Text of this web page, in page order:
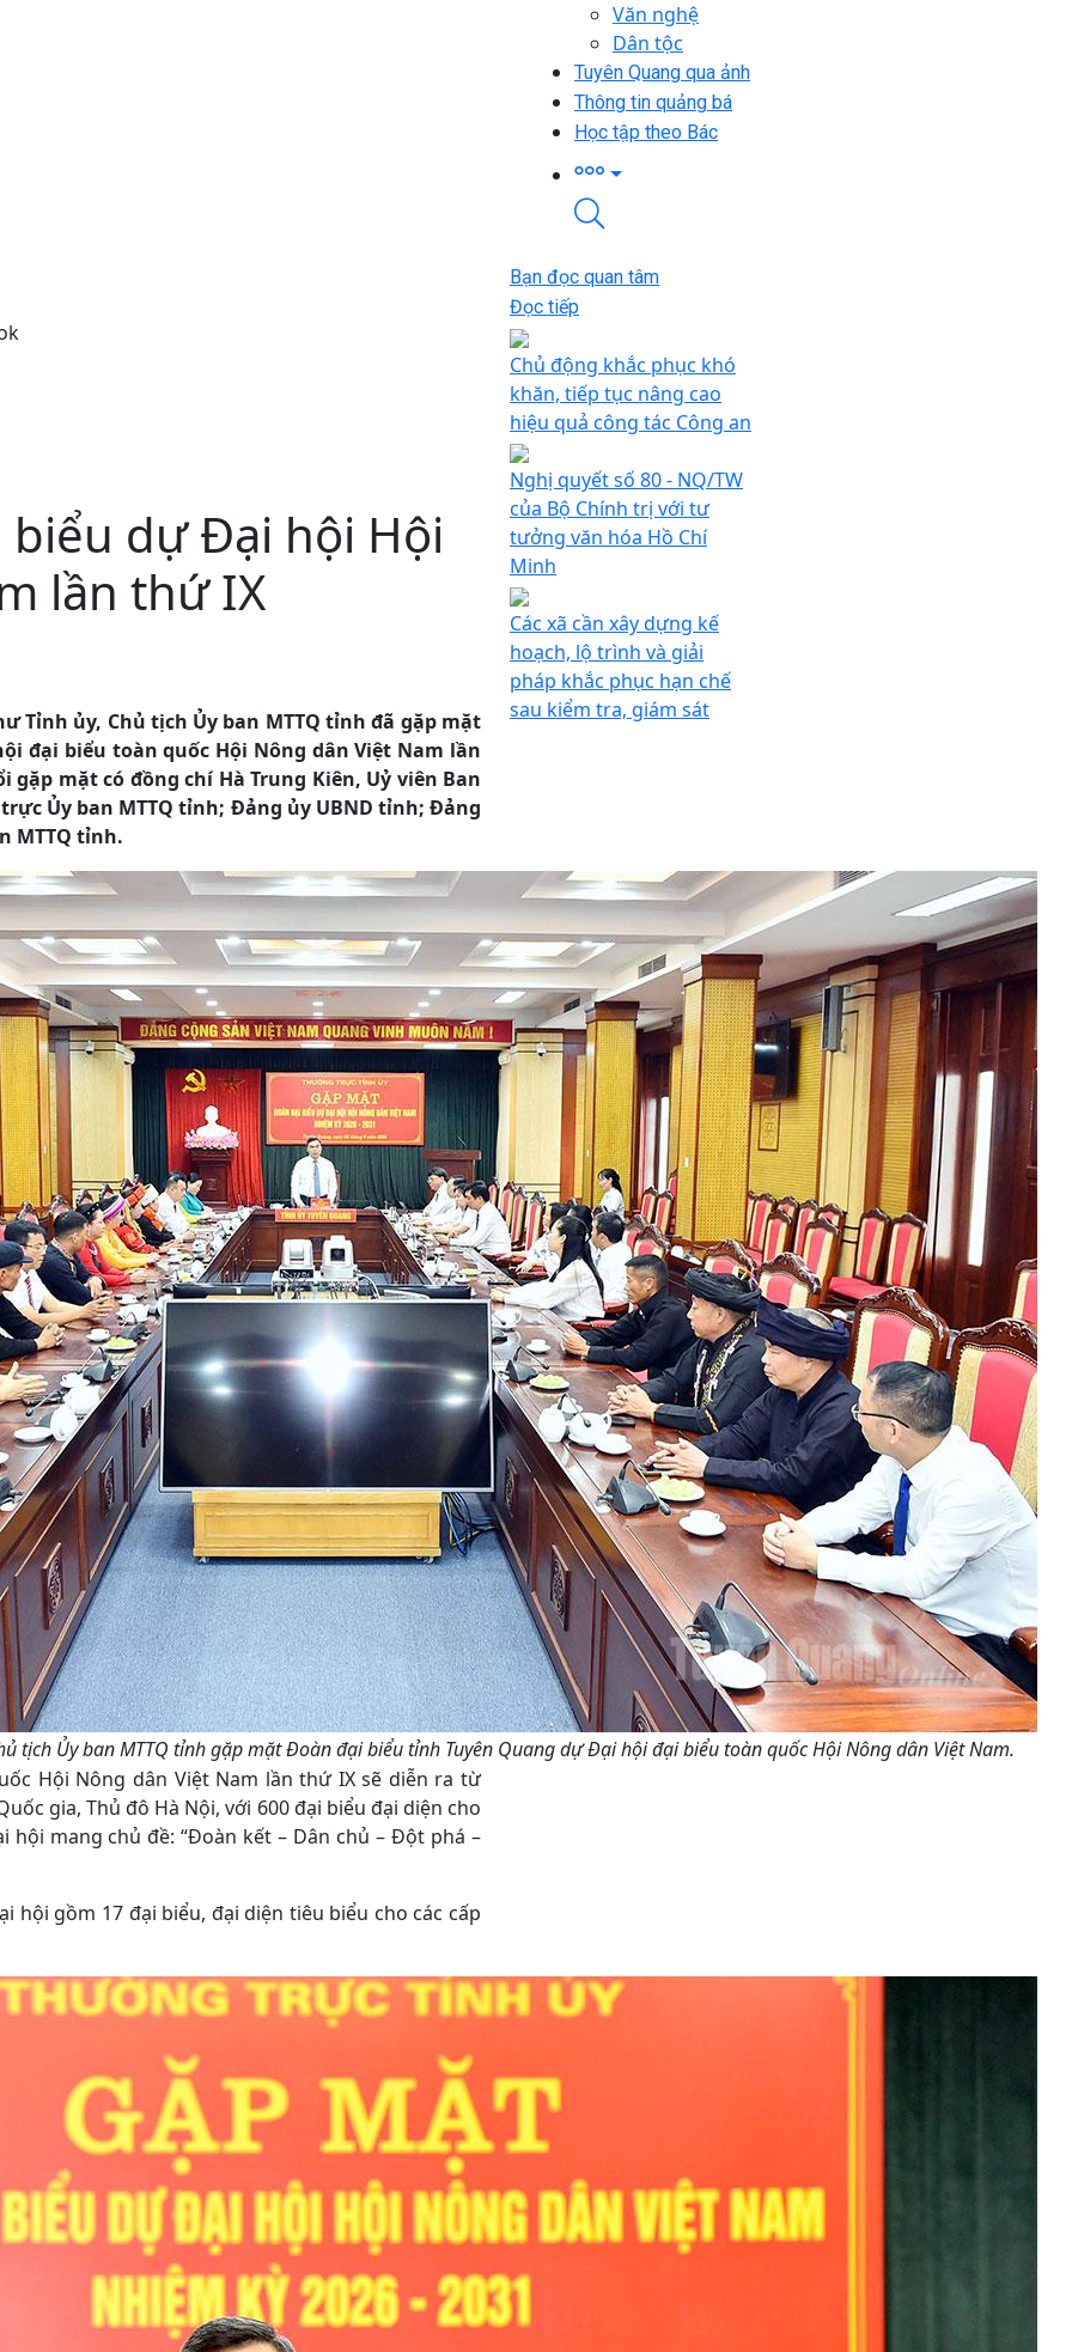
Văn nghệ
Dân tộc
Tuyên Quang qua ảnh
Thông tin quảng bá
Học tập theo Bác
dự Đại hội Hội
lần thứ IX
Tỉnh ủy, Chủ tịch Ủy ban MTTQ tỉnh đã gặp mặt
đại biểu toàn quốc Hội Nông dân Việt Nam lần
gặp mặt có đồng chí Hà Trung Kiên, Uỷ viên Ban
Ủy ban MTTQ tỉnh; Đảng ủy UBND tỉnh; Đảng
MTTQ tỉnh.
tịch Ủy ban MTTQ tỉnh gặp mặt Đoàn đại biểu tỉnh Tuyên Quang dự Đại hội đại biểu toàn quốc Hội Nông dân Việt Nam.
Hội Nông dân Việt Nam lần thứ IX sẽ diễn ra từ
gia, Thủ đô Hà Nội, với 600 đại biểu đại diện cho
mang chủ đề: “Đoàn kết – Dân chủ – Đột phá –
hội gồm 17 đại biểu, đại diện tiêu biểu cho các cấp
Bạn đọc quan tâm
Đọc tiếp
Chủ động khắc phục khó
khăn, tiếp tục nâng cao
hiệu quả công tác Công an
Nghị quyết số 80 - NQ/TW
của Bộ Chính trị với tư
tưởng văn hóa Hồ Chí
Minh
Các xã cần xây dựng kế
hoạch, lộ trình và giải
pháp khắc phục hạn chế
sau kiểm tra, giám sát